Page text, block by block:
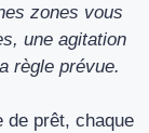
zones vous
une agitation
règle prévue.
de prêt, chaque